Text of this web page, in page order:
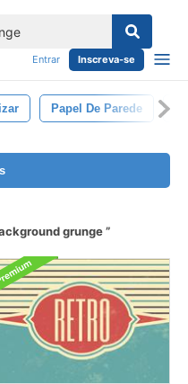
Entrar Inscreva-se
Papel De Parede
grunge